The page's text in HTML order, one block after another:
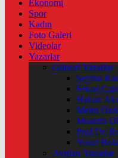
Ekonomi
Spor
Kadın
Foto Galeri
Videolar
Yazarlar
Güncel Yazarlar
Şeyma
Erkan
Hakan
Metin
Mustafa
Prof Dr.
Yusuf
Ayrılan Yazarlar